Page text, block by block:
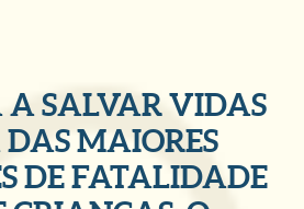
A SALVAR VIDAS
MAIORES
DE FATALIDADE